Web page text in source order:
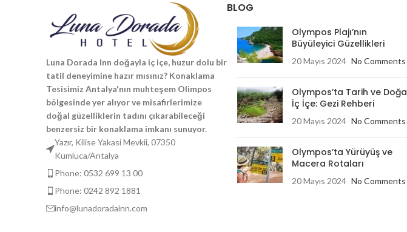
Luna Dorada Inn doğayla iç içe, huzur dolu bir
tatil deneyimine hazır mısınız? Konaklama
Tesisimiz Antalya'nın muhteşem Olimpos
bölgesinde yer alıyor ve misafirlerimize
doğal güzelliklerin tadını çıkarabileceği
benzersiz bir konaklama imkanı sunuyor.
Yazır, Kilise Yakasi Mevkii, 07350
Kumluca/Antalya
Phone: 0532 699 13 00
Phone: 0242 892 1881
info@lunadoradainn.com
BLOG
Olympos Plajı’nın
Büyüleyici Güzellikleri
20 Mayıs 2024 No Comments
Olympos’ta Tarih ve Doğa
İç İçe: Gezi Rehberi
20 Mayıs 2024 No Comments
Olympos’ta Yürüyüş ve
Macera Rotaları
20 Mayıs 2024 No Comments